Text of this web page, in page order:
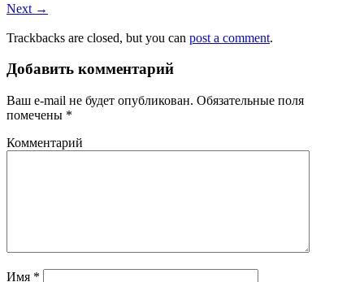
Next →
Trackbacks are closed, but you can post a comment.
Добавить комментарий
Ваш e-mail не будет опубликован. Обязательные поля
помечены *
Комментарий
Имя *